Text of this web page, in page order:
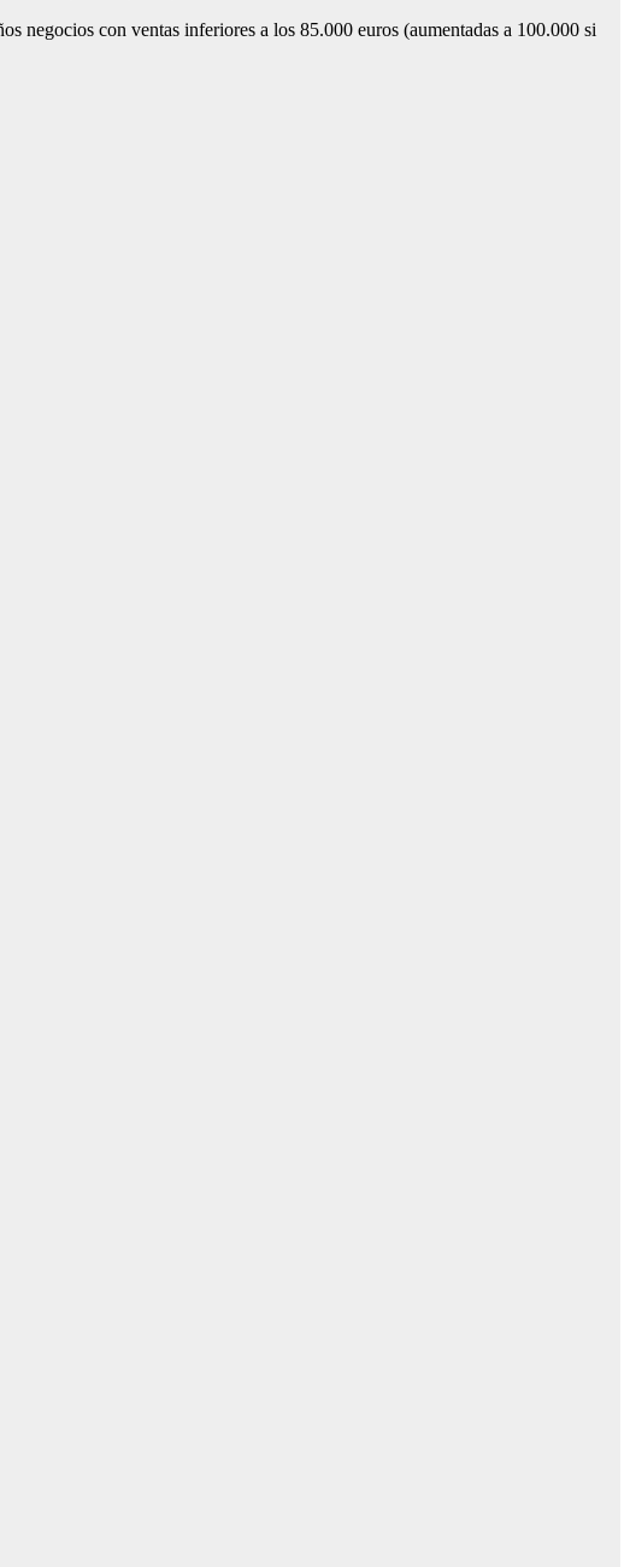
negocios con ventas inferiores a los 85.000 euros (aumentadas a 100.000 si